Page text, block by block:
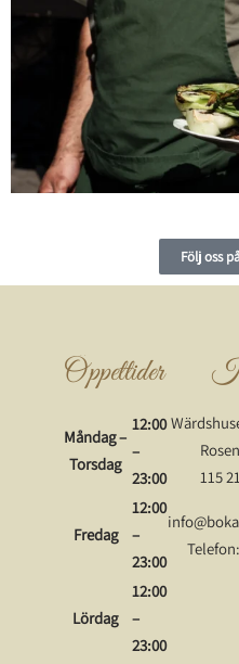
Följ oss
Öppettider
Måndag –
Torsdag
12:00
–
23:00
Fredag
12:00
–
23:00
Lördag
12:00
–
23:00
115